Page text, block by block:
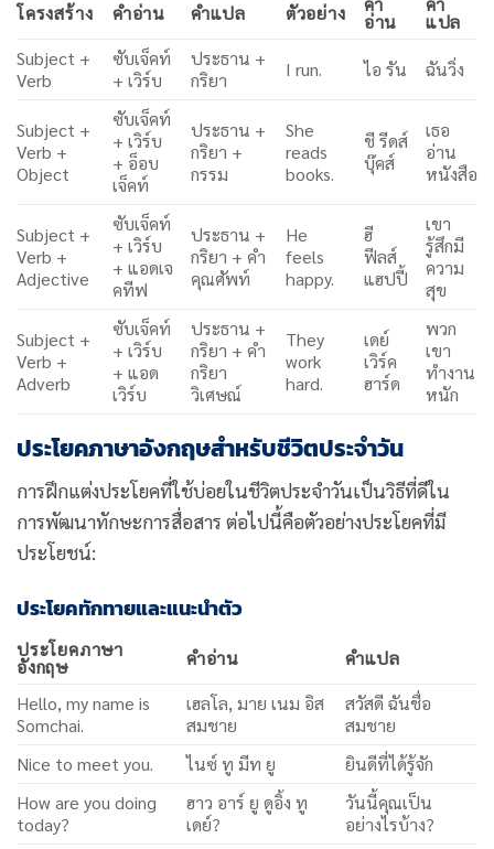
โครงสร้าง คำอ่าน คำแปล ตัวอย่าง อ่าน
แปล
Subject +
Verb
ซับเจ็คท์
+ เวิร์บ
ประธาน +
กริยา
I run. ไอ รัน ฉันวิ่ง
Subject +
Verb +
Object
ซับเจ็คท์
+ เวิร์บ
+ อ็อบ
เจ็คท์
ประธาน +
กริยา +
กรรม
She
reads
books.
ชี รีดส์
บุ๊คส์
เธอ
อ่าน
หนังสือ
Subject +
Verb +
Adjective
ซับเจ็คท์
+ เวิร์บ
+ แอดเจ
คทีฟ
ประธาน +
กริยา + คำ
คุณศัพท์
He
feels
happy.
ฮี
ฟีลส์
แฮปปี้
เขา
รู้สึกมี
ความ
สุข
Subject +
Verb +
Adverb
ซับเจ็คท์
+ เวิร์บ
+ แอด
เวิร์บ
ประธาน +
กริยา + คำ
กริยา
วิเศษณ์
They
work
hard.
เดย์
เวิร์ค
ฮาร์ด
พวก
เขา
ทำงาน
หนัก
ประโยคภาษาอังกฤษสำหรับชีวิตประจำวัน
การฝึกแต่งประโยคที่ใช้บ่อยในชีวิตประจำวันเป็นวิธีที่ดีใน
การพัฒนาทักษะการสื่อสาร ต่อไปนี้คือตัวอย่างประโยคที่มี
ประโยชน์:
ประโยคทักทายและแนะนำตัว
ประโยคภาษา
อังกฤษ คำอ่าน
คำแปล
Hello, my name is
Somchai.
เฮลโล, มาย เนม อิส
สมชาย
สวัสดี ฉันชื่อ
สมชาย
Nice to meet you.
ไนซ์ ทู มีท ยู
ยินดีที่ได้รู้จัก
How are you doing
today?
ฮาว อาร์ ยู ดูอิ้ง ทู
เดย์?
วันนี้คุณเป็น
อย่างไรบ้าง?